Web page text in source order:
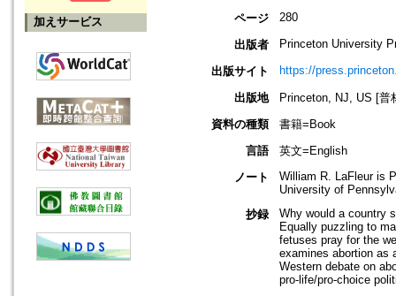
加えサービス ページ 280
出版者 Princeton University
出版サイト https://
出版地
Princeton, NJ, US [普
資料の種類
書籍=Book
言語
英文=English
ノート
William R. LaFleur is
University of
抄録
Why would a country
Equally puzzling to
fetuses pray for the
examines abortion as
Western debate on
pro-life/pro-choice